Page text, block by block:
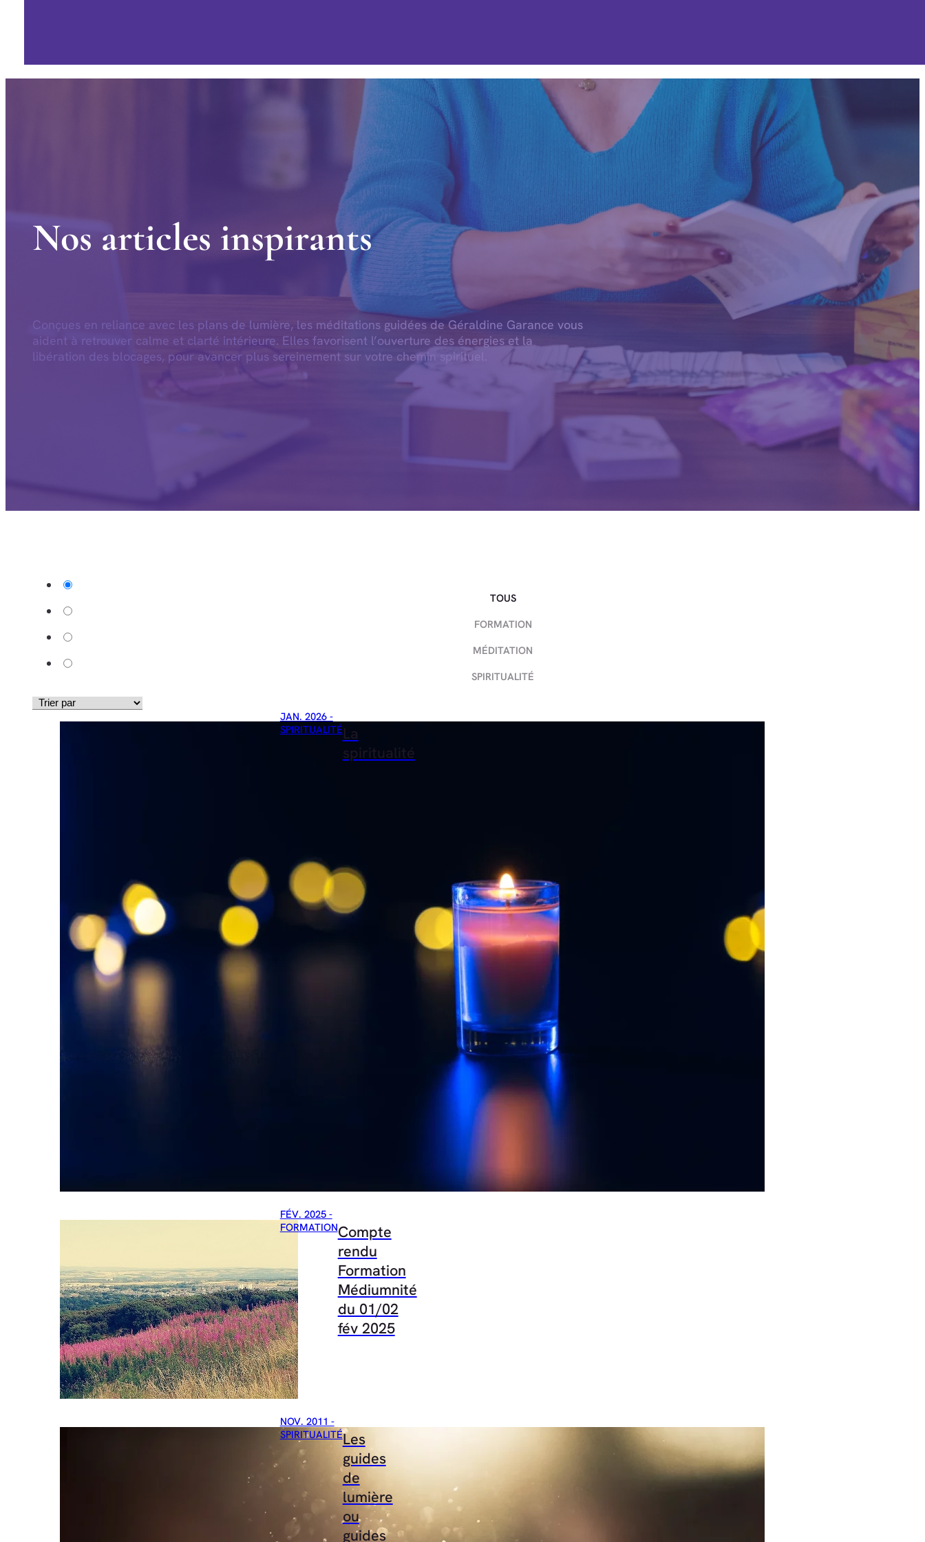
Nos articles inspirants
Conçues en reliance avec les plans de lumière, les méditations guidées de Géraldine Garance vous
aident à retrouver calme et clarté intérieure. Elles favorisent l’ouverture des énergies et la
libération des blocages, pour avancer plus sereinement sur votre chemin spirituel.
TOUS
FORMATION
MÉDITATION
SPIRITUALITÉ
JAN. 2026 -
SPIRITUALITÉLa
spiritualité
FÉV. 2025 -
FORMATIONCompte
rendu
Formation
Médiumnité
du 01/02
fév 2025
NOV. 2011 -
SPIRITUALITÉLes
guides
de
lumière
ou
guides